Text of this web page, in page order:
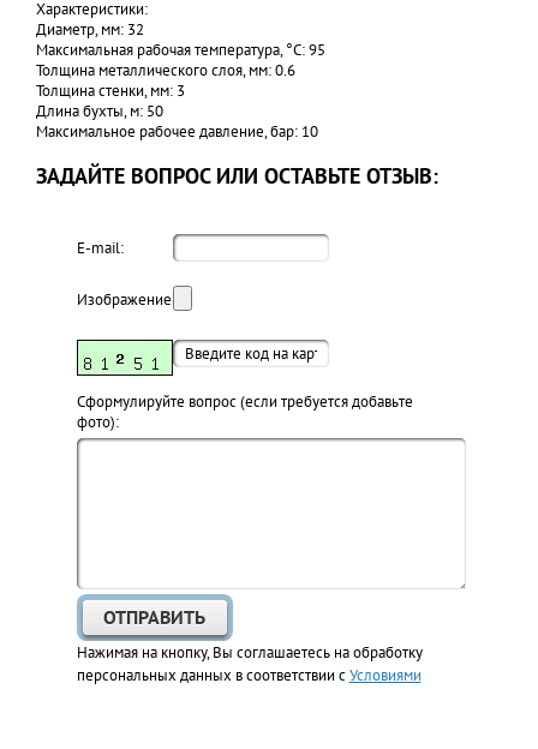
Характеристики:
Диаметр, мм: 32
Максимальная рабочая температура, °C: 95
Толщина металлического слоя, мм: 0.6
Толщина стенки, мм: 3
Длина бухты, м: 50
Максимальное рабочее давление, бар: 10
ЗАДАЙТЕ ВОПРОС ИЛИ ОСТАВЬТЕ ОТЗЫВ:
E-mail:
Изображение:
Cформулируйте вопрос (если требуется добавьте
фото):
Нажимая на кнопку, Вы соглашаетесь на обработку
персональных данных в соответствии сУсловиями